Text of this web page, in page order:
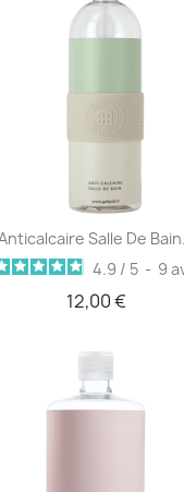
Salle De
4.9 / 5 - 9
12,00 €